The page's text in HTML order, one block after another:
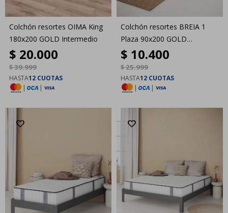
Colchón resortes OIMA King
180x200 GOLD Intermedio
$ 20.000
$39.999
HASTA12 CUOTAS
|
|
Colchón resortes BREIA 1
Plaza 90x200 GOLD
Intermedio
$ 10.400
$25.999
HASTA12 CUOTAS
|
|